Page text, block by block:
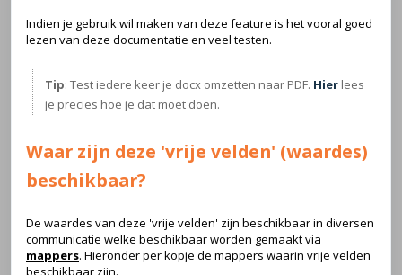
Indien je gebruik wil maken van deze feature is het vooral goed
lezen van deze documentatie en veel testen.
Tip: Test iedere keer je docx omzetten naar PDF. Hierlees
je precies hoe je dat moet doen.
Waar zijn deze 'vrije velden' (waardes)
beschikbaar?
De waardes van deze 'vrije velden' zijn beschikbaar in diversen
communicatie welke beschikbaar worden gemaakt via
mappers. Hieronder per kopje de mappers waarin vrije velden
beschikbaar zijn.